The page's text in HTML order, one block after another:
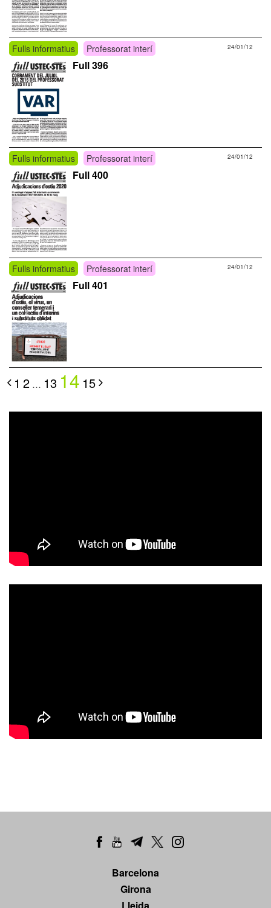
Fulls informatius Professorat interí 24/01/12
Full 396
Fulls informatius Professorat interí 24/01/12
Full 400
Fulls informatius Professorat interí 24/01/12
Full 401
1 2 … 13 14 15
Barcelona
Girona